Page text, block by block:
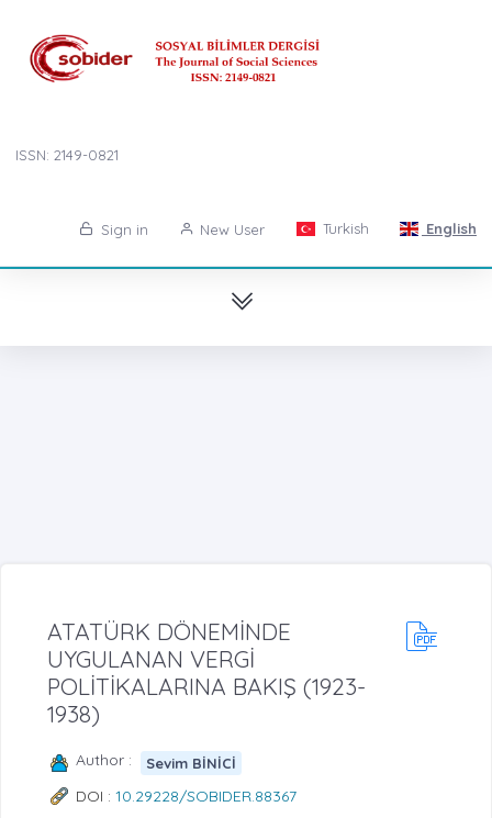
ISSN: 2149-0821
Sign in New User Turkish English
ATATÜRK DÖNEMİNDE
UYGULANAN VERGİ
POLİTİKALARINA BAKIŞ (1923-
1938)
Author : Sevim BİNİCİ
DOI : 10.29228/SOBIDER.88367